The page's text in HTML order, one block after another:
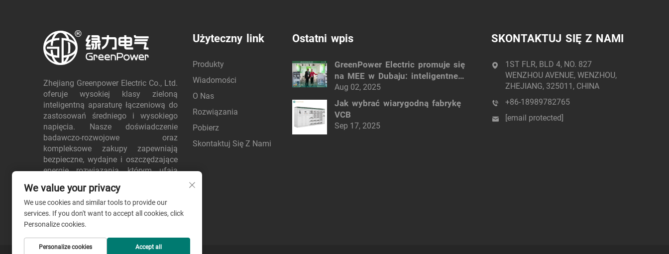
Zhejiang Greenpower Electric Co., Ltd.
oferuje wysokiej klasy zieloną
inteligentną aparaturę łączeniową do
zastosowań średniego i wysokiego
napięcia. Nasze doświadczenie
badawczo-rozwojowe oraz
kompleksowe zakupy zapewniają
bezpieczne, wydajne i oszczędzające
energię rozwiązania, którym ufają
klienci na całym świecie. Poproś dziś
o wycenę.
Użyteczny link
Produkty
Wiadomości
O Nas
Rozwiązania
Pobierz
Skontaktuj Się Z Nami
Ostatni wpis
GreenPower Electric promuje się
na MEE w Dubaju: inteligentne
rozwiązania elektryczne
Aug 02, 2025
Jak wybrać wiarygodną fabrykę
VCB
Sep 17, 2025
SKONTAKTUJ SIĘ Z NAMI
1ST FLR, BLD 4, NO. 827
WENZHOU AVENUE, WENZHOU,
ZHEJIANG, 325011, CHINA
+86-18989782765
[email protected]
We value your privacy
We use cookies and similar tools to provide our
services. If you don't want to accept all cookies, click
Personalize cookies.
Personalize cookies Accept all